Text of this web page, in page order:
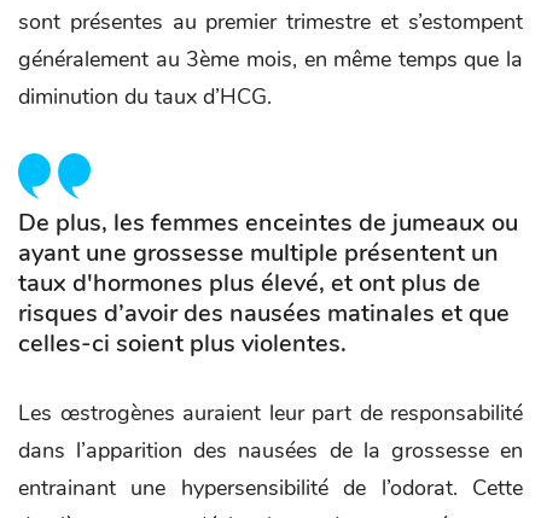
sont présentes au premier trimestre et s’estompent
généralement au 3ème mois, en même temps que la
diminution du taux d’HCG.
De plus, les femmes enceintes de jumeaux ou
ayant une grossesse multiple présentent un
taux d'hormones plus élevé, et ont plus de
risques d’avoir des nausées matinales et que
celles-ci soient plus violentes.
Les œstrogènes auraient leur part de responsabilité
dans l’apparition des nausées de la grossesse en
entrainant une hypersensibilité de l’odorat. Cette